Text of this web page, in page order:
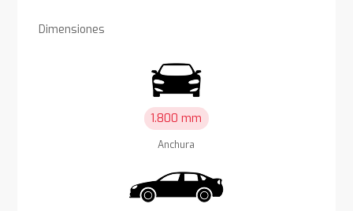
Dimensiones
1.800 mm
Anchura